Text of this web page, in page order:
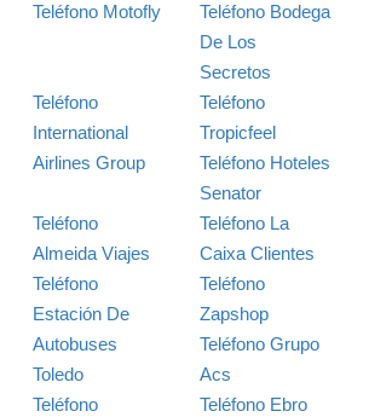
Teléfono Motofly
Teléfono Bodega
De Los
Secretos
Teléfono
International
Airlines Group
Teléfono
Tropicfeel
Teléfono Hoteles
Senator
Teléfono
Almeida Viajes
Teléfono La
Caixa Clientes
Teléfono
Estación De
Autobuses
Toledo
Teléfono
Zapshop
Teléfono Grupo
Acs
Teléfono
Teléfono Ebro